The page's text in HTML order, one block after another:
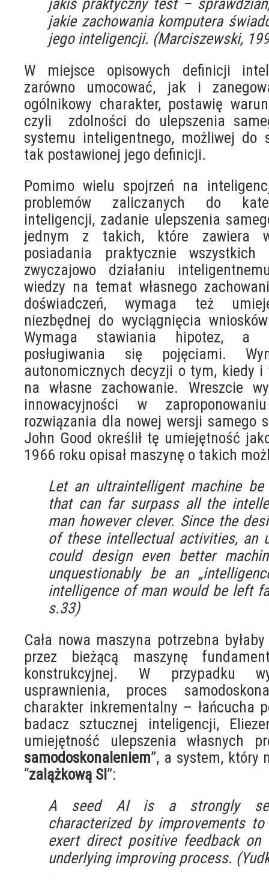
jakiś praktyczny test –
jakie zachowania komputera
jego inteligencji. (Marciszewski,
W miejsce opisowych definicji
zarówno umocować, jak i
ogólnikowy charakter, postawię
czyli zdolności do ulepszenia
systemu inteligentnego, możliwej do
tak postawionej jego definicji.
Pomimo wielu spojrzeń na
problemów zaliczanych do
inteligencji, zadanie ulepszenia
jednym z takich, które zawiera
posiadania praktycznie wszystkich
zwyczajowo działaniu
wiedzy na temat własnego
doświadczeń, wymaga też
niezbędnej do wyciągnięcia
Wymaga stawiania hipotez, a
posługiwania się pojęciami.
autonomicznych decyzji o tym, kiedy i
na własne zachowanie. Wreszcie
innowacyjności w
rozwiązania dla nowej wersji samego
John Good określił tę umiejętność
1966 roku opisał maszynę o takich
Let an ultraintelligent machine
that can far surpass all the
man however clever. Since the
of these intellectual activities, an
could design even better
unquestionably be an
intelligence of man would be left
s.33)
Cała nowa maszyna potrzebna
przez bieżącą maszynę
konstrukcyjnej. W przypadku
usprawnienia, proces
charakter inkrementalny – łańcucha
badacz sztucznej inteligencji,
umiejętność ulepszenia własnych
samodoskonaleniem”, a system, który
“zalążkową SI”:
A seed AI is a strongly self-
characterized by improvements
exert direct positive feedback
underlying improving process.